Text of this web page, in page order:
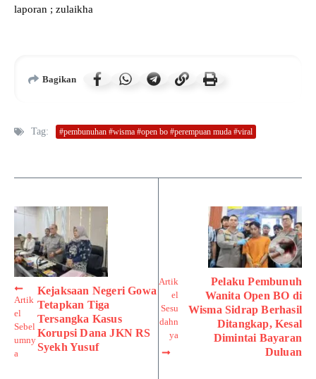
laporan ; zulaikha
Bagikan
Tag: #pembunuhan #wisma #open bo #perempuan muda #viral
Artik
el
Sebel
umny
a
Kejaksaan Negeri Gowa
Tetapkan Tiga
Tersangka Kasus
Korupsi Dana JKN RS
Syekh Yusuf
Artik
el
Sesu
dahn
ya
Pelaku Pembunuh
Wanita Open BO di
Wisma Sidrap Berhasil
Ditangkap, Kesal
Dimintai Bayaran
Duluan